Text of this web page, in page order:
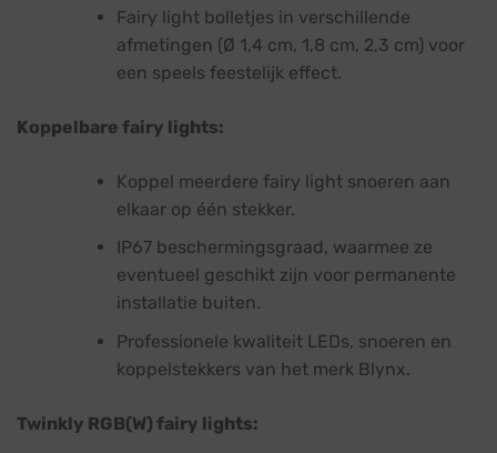
Fairy light bolletjes in verschillende
afmetingen (Ø 1,4 cm, 1,8 cm, 2,3 cm) voor
een speels feestelijk effect.
Koppelbare fairy lights:
Koppel meerdere fairy light snoeren aan
elkaar op één stekker.
IP67 beschermingsgraad, waarmee ze
eventueel geschikt zijn voor permanente
installatie buiten.
Professionele kwaliteit LEDs, snoeren en
koppelstekkers van het merk Blynx.
Twinkly RGB(W) fairy lights: